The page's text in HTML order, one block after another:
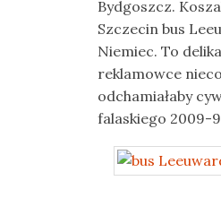
Bydgoszcz.
Szczecin bus
Niemiec. To
reklamowce
odchamiałaby
falaskiego 2009-